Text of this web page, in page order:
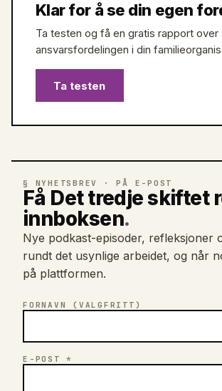
Klar for å se din egen
Ta testen og få en gratis rapport over
ansvarsfordelingen i din
Ta testen
§ NYHETSBREV · PÅ E-POST
Få Det tredje skiftet
innboksen.
Nye podkast-episoder, refleksjoner
rundt det usynlige arbeidet, og når
på plattformen.
FORNAVN (VALGFRITT)
E-POST *